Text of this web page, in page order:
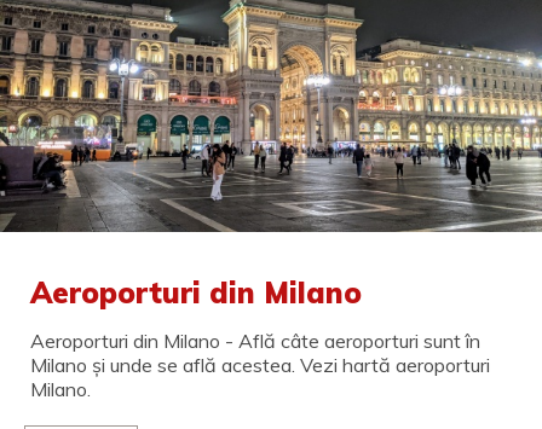
Aeroporturi din Milano
Aeroporturi din Milano - Află câte aeroporturi sunt în
Milano și unde se află acestea. Vezi hartă aeroporturi
Milano.